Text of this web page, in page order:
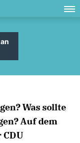
Was sollte
Auf dem